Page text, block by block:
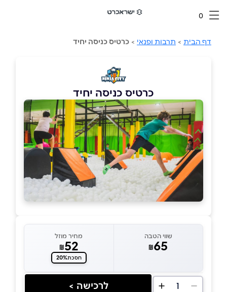
0
דף הבית > תרבות ופנאי > כרטיס כניסה יחיד
כרטיס כניסה יחיד
שווי הטבה
₪65
מחיר מוזל
₪52
חסכת20%
1 לרכישה >